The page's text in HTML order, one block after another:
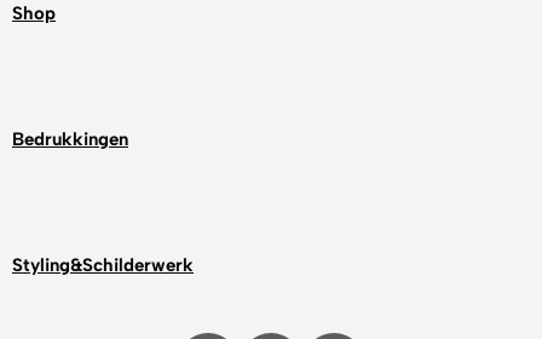
Shop
Bedrukkingen
Styling&Schilderwerk